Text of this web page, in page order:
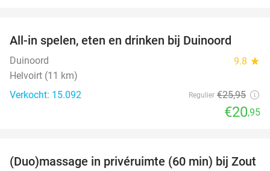
All-in spelen, eten en drinken bij Duinoord
Duinoord 9.8 star
Helvoirt (11 km)
Verkocht: 15.092
Regulier €25,95
€20,95
49%
(Duo)massage in privéruimte (60 min) bij Zout